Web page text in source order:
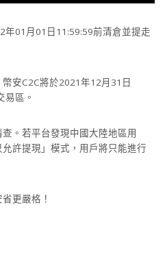
年01月01日11:59:59前清倉並提走
安C2C將於2021年12月31日
易區。
。若平台發現中國大陸地區用
許提現」模式，用戶將只能進行
更嚴格！